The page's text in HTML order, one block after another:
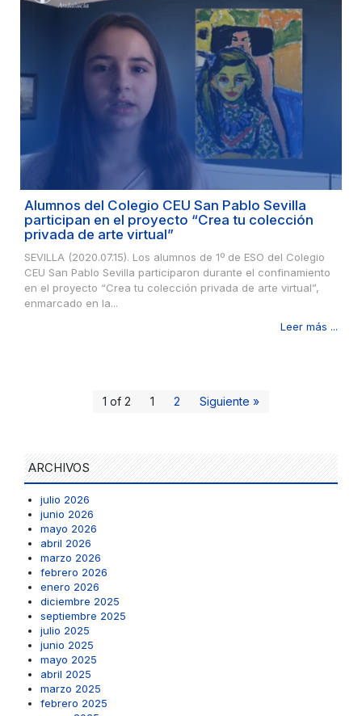
Alumnos del Colegio CEU San Pablo Sevilla
participan en el proyecto “Crea tu colección
privada de arte virtual”
SEVILLA (2020.07.15). Los alumnos de 1º de ESO del Colegio
CEU San Pablo Sevilla participaron durante el confinamiento
en el proyecto “Crea tu colección privada de arte virtual”,
enmarcado en la...
Leer más ...
1 of 2 1 2 Siguiente »
ARCHIVOS
julio 2026
junio 2026
mayo 2026
abril 2026
marzo 2026
febrero 2026
enero 2026
diciembre 2025
septiembre 2025
julio 2025
junio 2025
mayo 2025
abril 2025
marzo 2025
febrero 2025